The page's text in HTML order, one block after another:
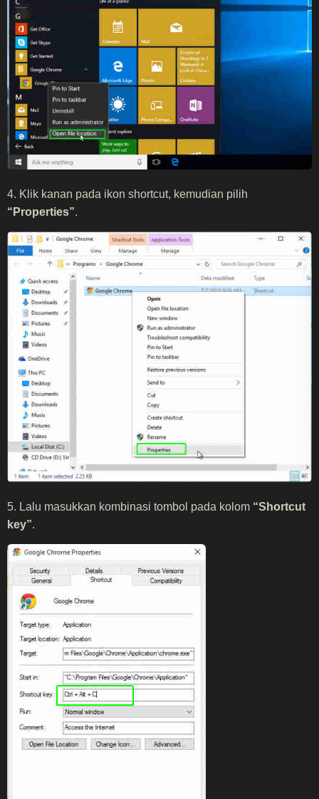
4. Klik kanan pada ikon shortcut, kemudian pilih
“Properties”.
5. Lalu masukkan kombinasi tombol pada kolom “Shortcut
key”.